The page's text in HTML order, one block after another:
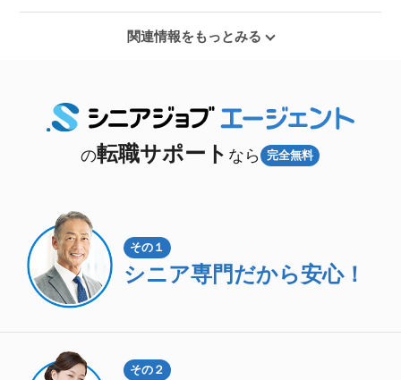
関連情報をもっとみる
の転職サポート なら 完全無料
その１
シニア専門だから安心！
その２